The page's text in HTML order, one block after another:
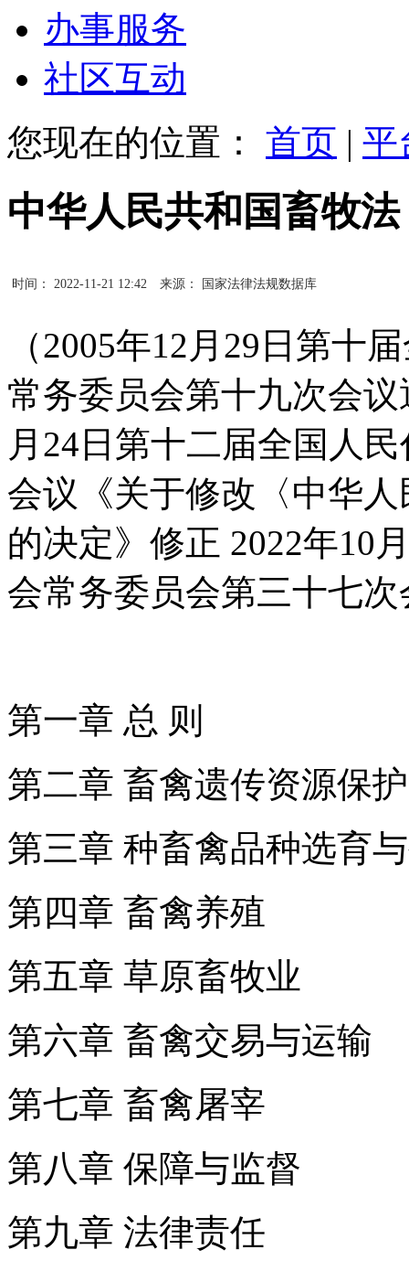
办事服务
社区互动
您现在的位置： 首页 | 平
中华人民共和国畜牧法
时间： 2022-11-21 12:42 来源： 国家法律法规数据库
（2005年12月29日第十
常务委员会第十九次会议
月24日第十二届全国人
会议《关于修改〈中华
的决定》修正 2022年10
会常务委员会第三十七
第一章 总 则
第二章 畜禽遗传资源保护
第三章 种畜禽品种选育
第四章 畜禽养殖
第五章 草原畜牧业
第六章 畜禽交易与运输
第七章 畜禽屠宰
第八章 保障与监督
第九章 法律责任